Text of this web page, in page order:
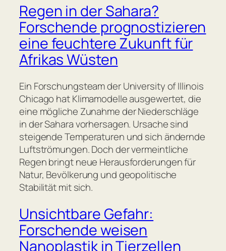
Regen in der Sahara?
Forschende prognostizieren
eine feuchtere Zukunft für
Afrikas Wüsten
Ein Forschungsteam der University of Illinois
Chicago hat Klimamodelle ausgewertet, die
eine mögliche Zunahme der Niederschläge
in der Sahara vorhersagen. Ursache sind
steigende Temperaturen und sich ändernde
Luftströmungen. Doch der vermeintliche
Regen bringt neue Herausforderungen für
Natur, Bevölkerung und geopolitische
Stabilität mit sich.
Unsichtbare Gefahr:
Forschende weisen
Nanoplastik in Tierzellen